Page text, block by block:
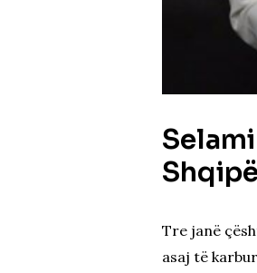
Tre janë
asaj të